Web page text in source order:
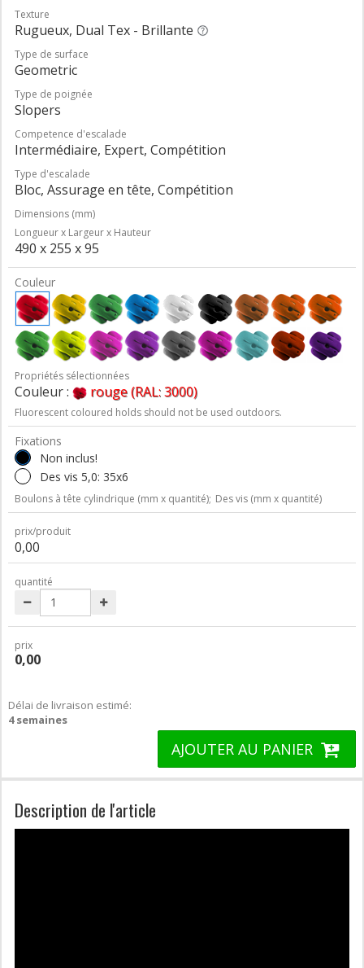
Texture
Rugueux, Dual Tex - Brillante
Type de surface
Geometric
Type de poignée
Slopers
Competence d'escalade
Intermédiaire, Expert, Compétition
Type d'escalade
Bloc, Assurage en tête, Compétition
Dimensions (mm)
Longueur x Largeur x Hauteur
490 x 255 x 95
Couleur
Propriétés sélectionnées
Couleur : rouge (RAL: 3000)
Fluorescent coloured holds should not be used outdoors.
Fixations
Non inclus!
Des vis 5,0: 35x6
Boulons à tête cylindrique (mm x quantité); Des vis (mm x quantité)
prix/produit
0,00
quantité
prix
0,00
Délai de livraison estimé:
4 semaines
AJOUTER AU PANIER
Description de l'article